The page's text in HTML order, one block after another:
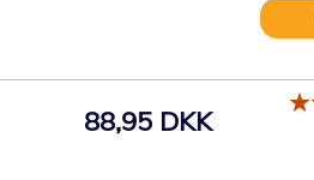
88,95 DKK